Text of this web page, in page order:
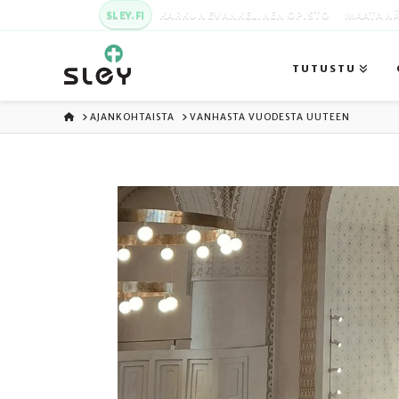
SLEY.FI KARKUN EVANKELINEN OPISTO MAATA
TUTUSTU
ETUSIVU
AJANKOHTAISTA VANHASTA VUODESTA UUTEEN